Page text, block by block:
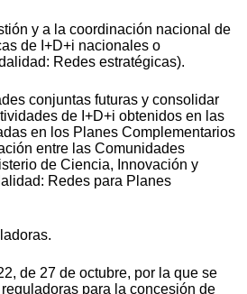
y a la coordinación nacional de
de I+D+i nacionales o
Redes estratégicas).
conjuntas futuras y consolidar
de I+D+i obtenidos en las
en los Planes Complementarios
entre las Comunidades
de Ciencia, Innovación y
Redes para Planes
de 27 de octubre, por la que se
para la concesión de